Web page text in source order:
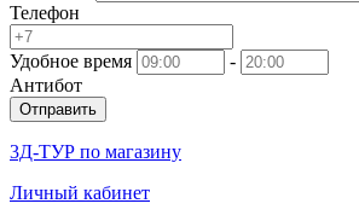
Телефон
Удобное время
-
Антибот
Отправить
3Д-ТУР по магазину
Личный кабинет